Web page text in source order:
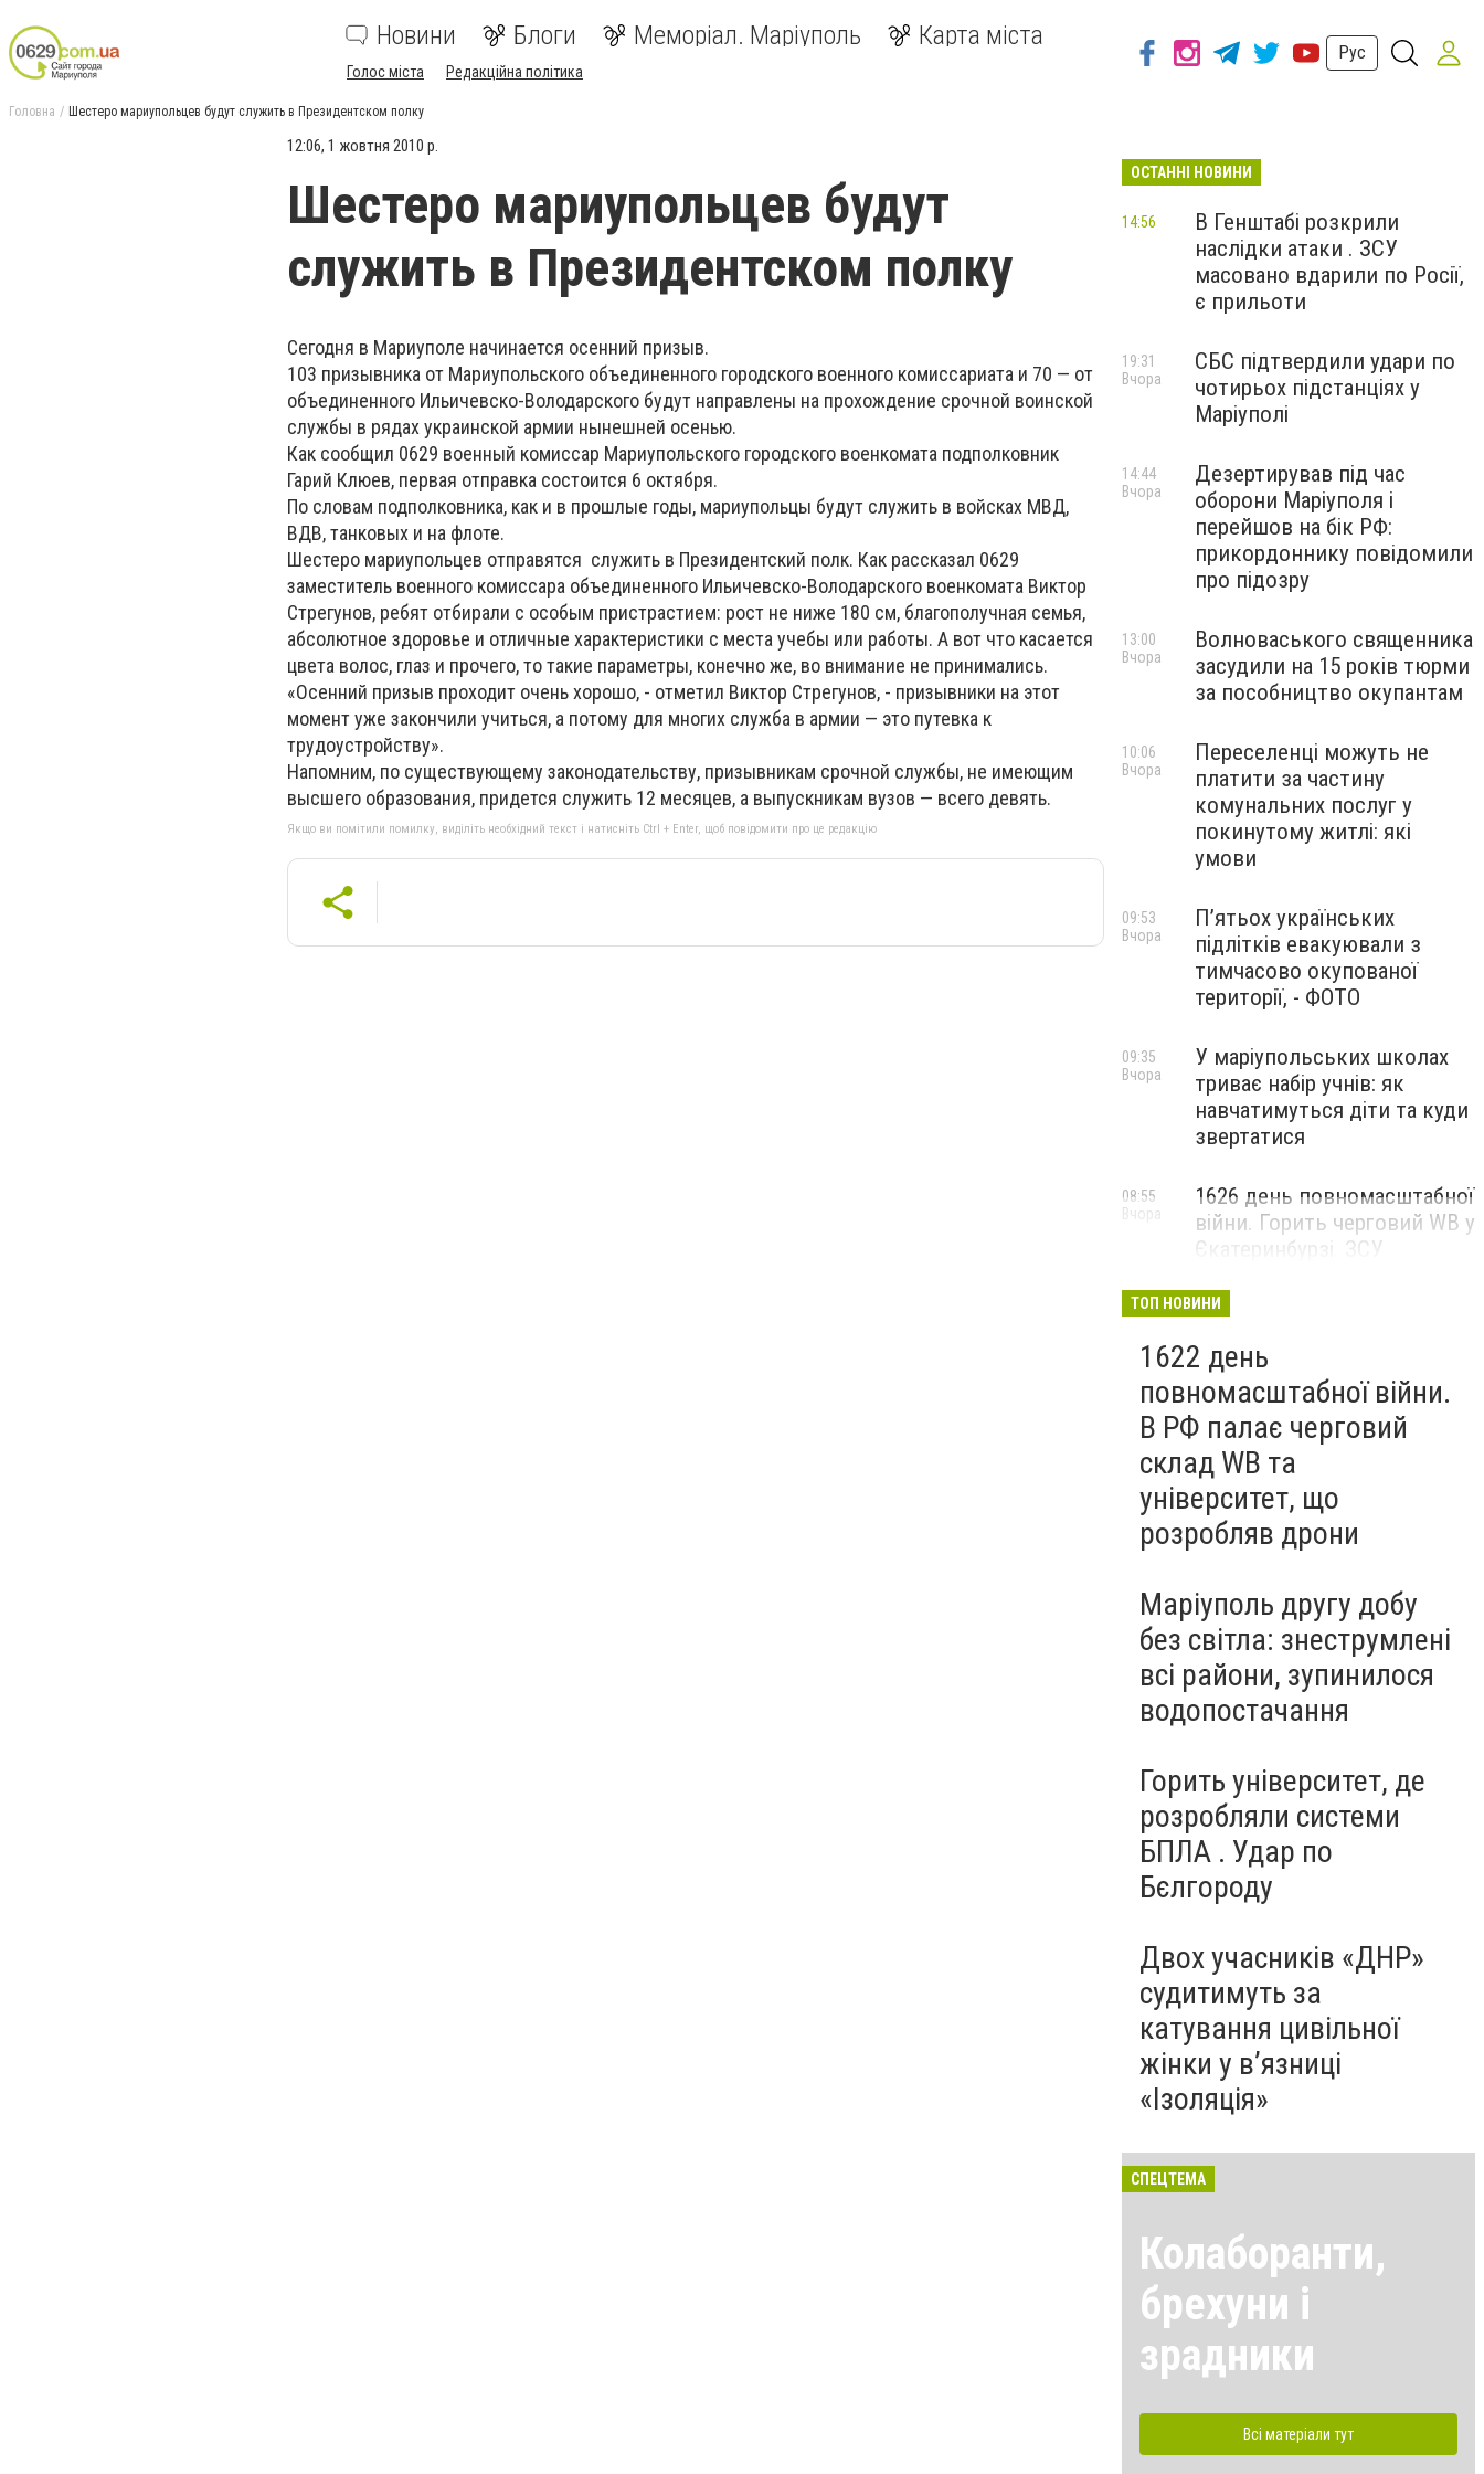
Новини Блоги Меморіал. Маріуполь Карта міста
Голос міста Редакційна політика
Рус
Головна Шестеро мариупольцев будут служить в Президентском полку
12:06, 1 жовтня 2010 р.
Шестеро мариупольцев будут
служить в Президентском полку
Сегодня в Мариуполе начинается осенний призыв.
103 призывника от Мариупольского объединенного городского военного комиссариата и 70 — от
объединенного Ильичевско-Володарского будут направлены на прохождение срочной воинской
службы в рядах украинской армии нынешней осенью.
Как сообщил 0629 военный комиссар Мариупольского городского военкомата подполковник
Гарий Клюев, первая отправка состоится 6 октября.
По словам подполковника, как и в прошлые годы, мариупольцы будут служить в войсках МВД,
ВДВ, танковых и на флоте.
Шестеро мариупольцев отправятся служить в Президентский полк. Как рассказал 0629
заместитель военного комиссара объединенного Ильичевско-Володарского военкомата Виктор
Стрегунов, ребят отбирали с особым пристрастием: рост не ниже 180 см, благополучная семья,
абсолютное здоровье и отличные характеристики с места учебы или работы. А вот что касается
цвета волос, глаз и прочего, то такие параметры, конечно же, во внимание не принимались.
«Осенний призыв проходит очень хорошо, - отметил Виктор Стрегунов, - призывники на этот
момент уже закончили учиться, а потому для многих служба в армии — это путевка к
трудоустройству».
Напомним, по существующему законодательству, призывникам срочной службы, не имеющим
высшего образования, придется служить 12 месяцев, а выпускникам вузов — всего девять.
Якщо ви помітили помилку, виділіть необхідний текст і натисніть Ctrl + Enter, щоб повідомити про це редакцію
ОСТАННІ НОВИНИ
В Генштабі розкрили
наслідки атаки . ЗСУ
масовано вдарили по Росії,
є прильоти
14:56
СБС підтвердили удари по
чотирьох підстанціях у
Маріуполі
19:31
Вчора
Дезертирував під час
оборони Маріуполя і
перейшов на бік РФ:
прикордоннику повідомили
про підозру
14:44
Вчора
Волноваського священника
засудили на 15 років тюрми
за пособництво окупантам
13:00
Вчора
Переселенці можуть не
платити за частину
комунальних послуг у
покинутому житлі: які
умови
10:06
Вчора
П’ятьох українських
підлітків евакуювали з
тимчасово окупованої
території, - ФОТО
09:53
Вчора
У маріупольських школах
триває набір учнів: як
навчатимуться діти та куди
звертатися
09:35
Вчора
1626 день повномасштабної
війни. Горить черговий WB у
Єкатеринбурзі. ЗСУ
Маріуполі
08:55
Вчора
ТОП НОВИНИ
1622 день
повномасштабної війни.
В РФ палає черговий
склад WB та
університет, що
розробляв дрони
Маріуполь другу добу
без світла: знеструмлені
всі райони, зупинилося
водопостачання
Горить університет, де
розробляли системи
БПЛА . Удар по
Бєлгороду
Двох учасників «ДНР»
судитимуть за
катування цивільної
жінки у в’язниці
«Ізоляція»
СПЕЦТЕМА
Колаборанти,
брехуни і
зрадники
Всі матеріали тут